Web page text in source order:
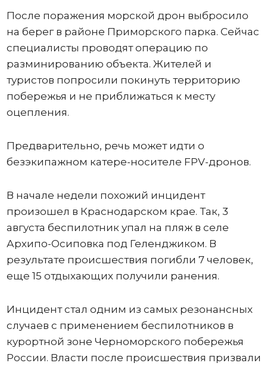
После поражения морской дрон выбросило
на берег в районе Приморского парка. Сейчас
специалисты проводят операцию по
разминированию объекта. Жителей и
туристов попросили покинуть территорию
побережья и не приближаться к месту
оцепления.
Предварительно, речь может идти о
безэкипажном катере-носителе FPV-дронов.
В начале недели похожий инцидент
произошел в Краснодарском крае. Так, 3
августа беспилотник упал на пляж в селе
Архипо-Осиповка под Геленджиком. В
результате происшествия погибли 7 человек,
еще 15 отдыхающих получили ранения.
Инцидент стал одним из самых резонансных
случаев с применением беспилотников в
курортной зоне Черноморского побережья
России. Власти после происшествия призвали